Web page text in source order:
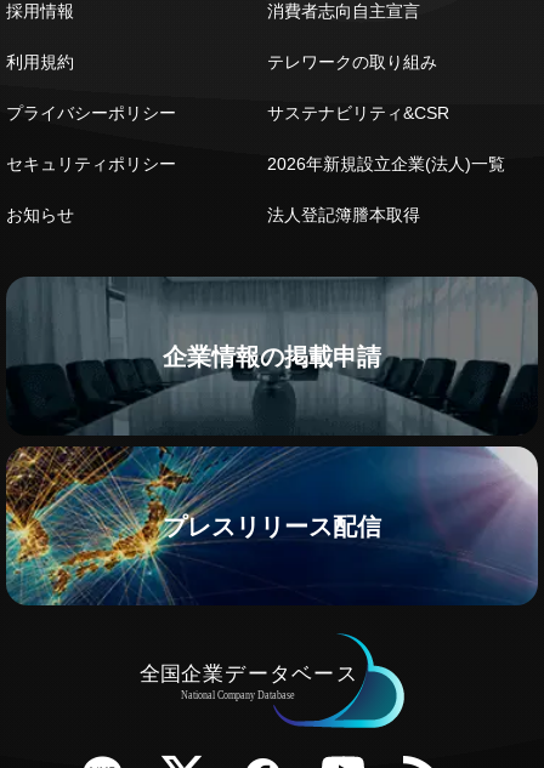
採用情報
利用規約
プライバシーポリシー
セキュリティポリシー
お知らせ
消費者志向自主宣言
テレワークの取り組み
サステナビリティ&CSR
2026年新規設立企業(法人)一覧
法人登記簿謄本取得
企業情報の掲載申請
プレスリリース配信
Twitter Facebook YouTube RSS